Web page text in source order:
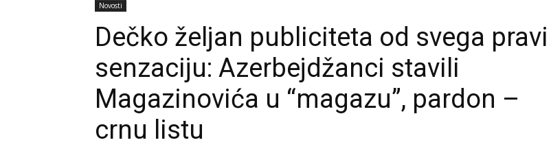
Novosti
Dečko željan publiciteta od svega pravi
senzaciju: Azerbejdžanci stavili
Magazinovića u “magazu”, pardon –
crnu listu